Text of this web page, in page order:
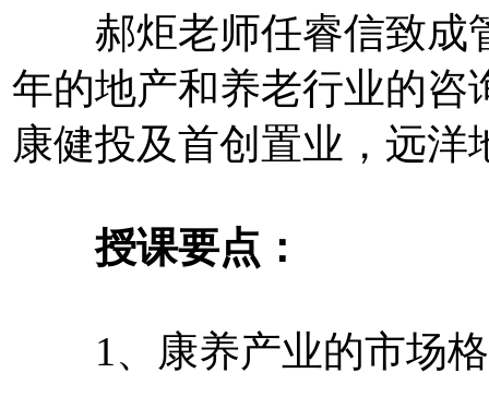
郝炬老师任睿信致成
年的地产和养老行业的咨
康健投及首创置业，远
授课要点：
1、康养产业的市场格